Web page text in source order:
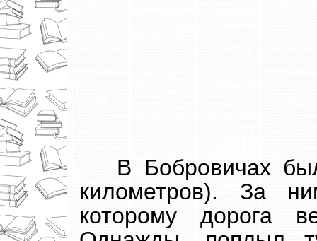
В Бобровичах
километров). За
которому дорога